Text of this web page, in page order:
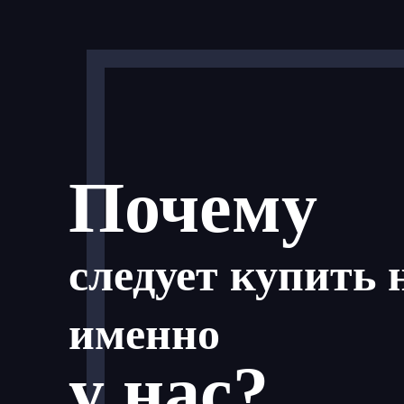
Почему
следует купить
именно